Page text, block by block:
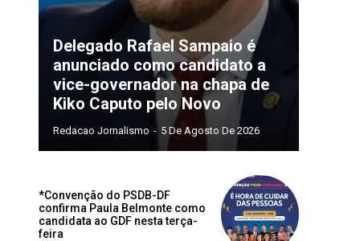
Delegado Rafael Sampaio é
anunciado como candidato a
vice-governador na chapa de
Kiko Caputo pelo Novo
Redacao Jornalismo - 5 De Agosto De 2026
*Convenção do PSDB-DF
confirma Paula Belmonte como
candidata ao GDF nesta terça-
feira